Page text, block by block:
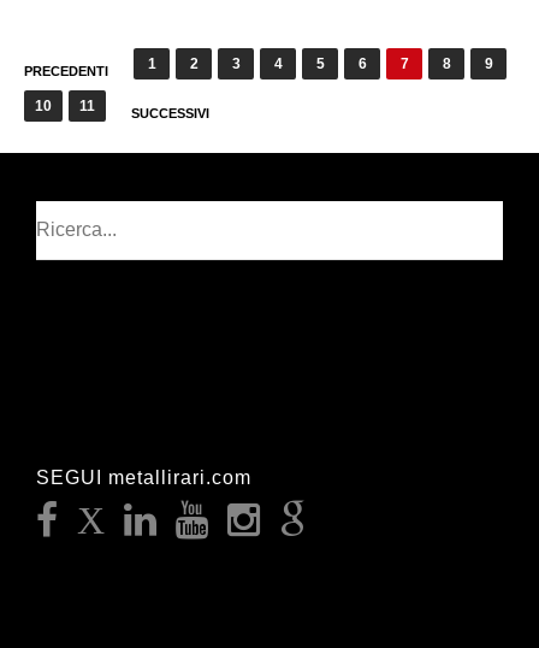
Paginazione
degli
PRECEDENTI 1 2 3 4 5 6 7 8 9
10 11 SUCCESSIVI
SEGUI metallirari.com